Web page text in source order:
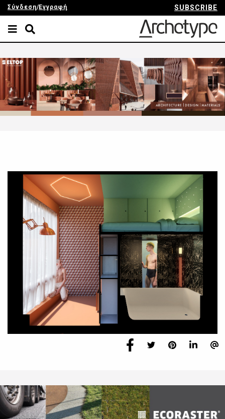
Σύνδεση/Εγγραφή SUBSCRIBE